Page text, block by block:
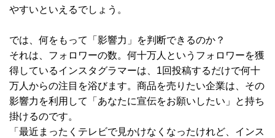
やすいといえるでしょう。
では、何をもって「影響力」を判断できるのか？
それは、フォロワーの数。何十万人というフォロワーを獲
得しているインスタグラマーは、1回投稿するだけで何十
万人からの注目を浴びます。商品を売りたい企業は、その
影響力を利用して「あなたに宣伝をお願いしたい」と持ち
掛けるのです。
「最近まったくテレビで見かけなくなったけれど、インス